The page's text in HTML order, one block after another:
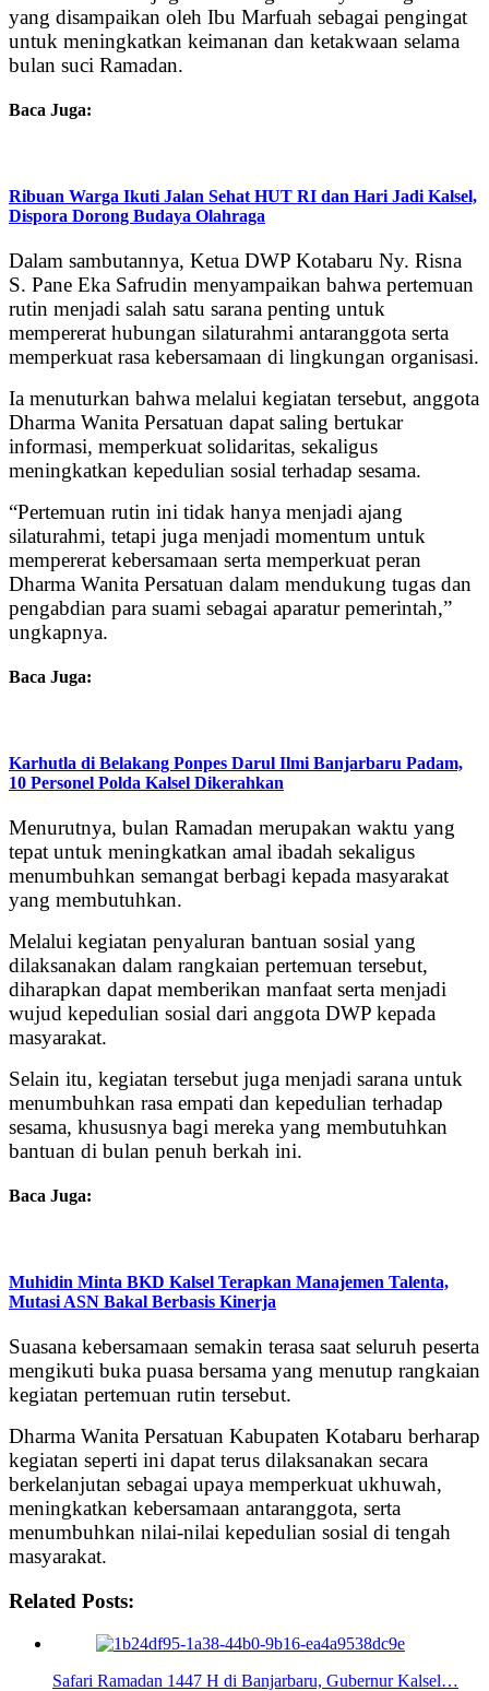
yang disampaikan oleh Ibu Marfuah sebagai pengingat
untuk meningkatkan keimanan dan ketakwaan selama
bulan suci Ramadan.
Baca Juga:
Ribuan Warga Ikuti Jalan Sehat HUT RI dan Hari Jadi Kalsel,
Dispora Dorong Budaya Olahraga
Dalam sambutannya, Ketua DWP Kotabaru Ny. Risna
S. Pane Eka Safrudin menyampaikan bahwa pertemuan
rutin menjadi salah satu sarana penting untuk
mempererat hubungan silaturahmi antaranggota serta
memperkuat rasa kebersamaan di lingkungan organisasi.
Ia menuturkan bahwa melalui kegiatan tersebut, anggota
Dharma Wanita Persatuan dapat saling bertukar
informasi, memperkuat solidaritas, sekaligus
meningkatkan kepedulian sosial terhadap sesama.
“Pertemuan rutin ini tidak hanya menjadi ajang
silaturahmi, tetapi juga menjadi momentum untuk
mempererat kebersamaan serta memperkuat peran
Dharma Wanita Persatuan dalam mendukung tugas dan
pengabdian para suami sebagai aparatur pemerintah,”
ungkapnya.
Baca Juga:
Karhutla di Belakang Ponpes Darul Ilmi Banjarbaru Padam,
10 Personel Polda Kalsel Dikerahkan
Menurutnya, bulan Ramadan merupakan waktu yang
tepat untuk meningkatkan amal ibadah sekaligus
menumbuhkan semangat berbagi kepada masyarakat
yang membutuhkan.
Melalui kegiatan penyaluran bantuan sosial yang
dilaksanakan dalam rangkaian pertemuan tersebut,
diharapkan dapat memberikan manfaat serta menjadi
wujud kepedulian sosial dari anggota DWP kepada
masyarakat.
Selain itu, kegiatan tersebut juga menjadi sarana untuk
menumbuhkan rasa empati dan kepedulian terhadap
sesama, khususnya bagi mereka yang membutuhkan
bantuan di bulan penuh berkah ini.
Baca Juga:
Muhidin Minta BKD Kalsel Terapkan Manajemen Talenta,
Mutasi ASN Bakal Berbasis Kinerja
Suasana kebersamaan semakin terasa saat seluruh peserta
mengikuti buka puasa bersama yang menutup rangkaian
kegiatan pertemuan rutin tersebut.
Dharma Wanita Persatuan Kabupaten Kotabaru berharap
kegiatan seperti ini dapat terus dilaksanakan secara
berkelanjutan sebagai upaya memperkuat ukhuwah,
meningkatkan kebersamaan antaranggota, serta
menumbuhkan nilai-nilai kepedulian sosial di tengah
masyarakat.
Related Posts:
Safari Ramadan 1447 H di Banjarbaru, Gubernur Kalsel…